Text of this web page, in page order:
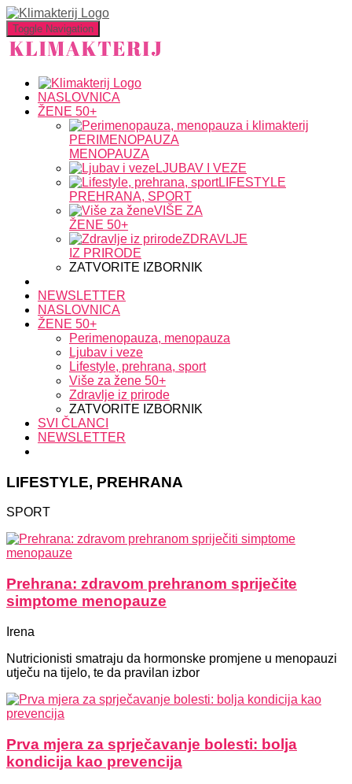
Toggle Navigation
NASLOVNICA
ŽENE 50+
PERIMENOPAUZA
MENOPAUZA
LJUBAV I VEZE
LIFESTYLE
PREHRANA, SPORT
VIŠE ZA
ŽENE 50+
ZDRAVLJE
IZ PRIRODE
ZATVORITE IZBORNIK
NEWSLETTER
NASLOVNICA
ŽENE 50+
Perimenopauza, menopauza
Ljubav i veze
Lifestyle, prehrana, sport
Više za žene 50+
Zdravlje iz prirode
ZATVORITE IZBORNIK
SVI ČLANCI
NEWSLETTER
LIFESTYLE, PREHRANA
SPORT
Prehrana: zdravom prehranom spriječite
simptome menopauze
Irena
Nutricionisti smatraju da hormonske promjene u menopauzi
utječu na tijelo, te da pravilan izbor
Prva mjera za sprječavanje bolesti: bolja
kondicija kao prevencija